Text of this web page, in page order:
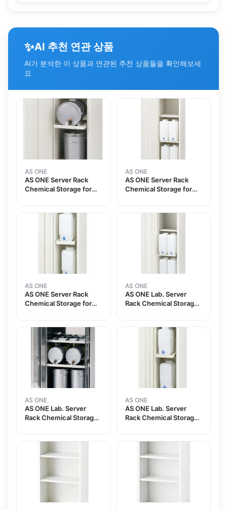
✨AI 추천 연관 상품
AI가 분석한 이 상품과 연관된 추천 상품들을 확인해보세
요
AS ONE
AS ONE Server Rack
Chemical Storage for
AS ONE
AS ONE Server Rack
Chemical Storage for
AS ONE
AS ONE Server Rack
Chemical Storage for
Stageand others
AS ONE
AS ONE Lab. Server
Rack Chemical Storage
20 각형병용
AS ONE
AS ONE Lab. Server
Rack Chemical Storage
AS ONE
AS ONE Lab. Server
Rack Chemical Storage
10 각형병용